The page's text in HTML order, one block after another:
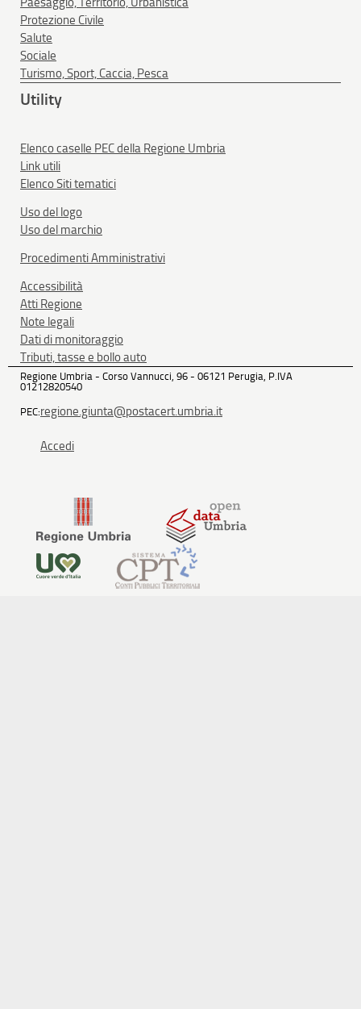
Protezione Civile
Salute
Sociale
Turismo, Sport, Caccia, Pesca
Utility
Elenco caselle PEC della Regione Umbria
Link utili
Elenco Siti tematici
Uso del logo
Uso del marchio
Procedimenti Amministrativi
Accessibilità
Atti Regione
Note legali
Dati di monitoraggio
Tributi, tasse e bollo auto
Regione Umbria - Corso Vannucci, 96 - 06121 Perugia, P.IVA
01212820540
PEC:regione.giunta@postacert.umbria.it
Accedi